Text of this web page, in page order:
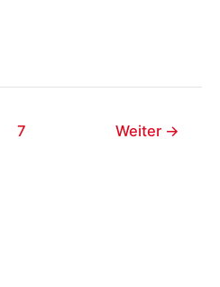
7 Weiter →